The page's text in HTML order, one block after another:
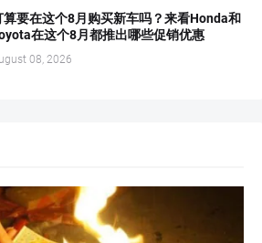
算要在这个8月购买新车吗？来看Honda和
在这个8月都推出哪些促销优惠
08, 2026